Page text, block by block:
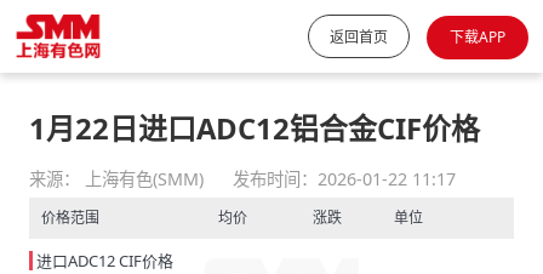
返回首页 下载APP
1月22日进口ADC12铝合金CIF价格
来源： 上海有色(SMM) 发布时间：2026-01-22 11:17
价格范围 均价 涨跌 单位
进口ADC12 CIF价格